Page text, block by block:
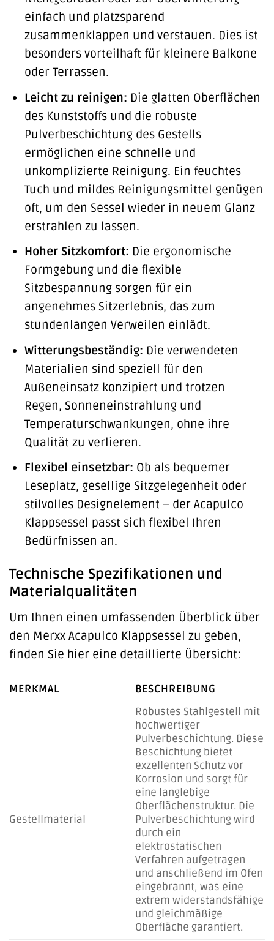
einfach und platzsparend
zusammenklappen und verstauen. Dies ist
besonders vorteilhaft für kleinere Balkone
oder Terrassen.
Leicht zu reinigen: Die glatten Oberflächen
des Kunststoffs und die robuste
Pulverbeschichtung des Gestells
ermöglichen eine schnelle und
unkomplizierte Reinigung. Ein feuchtes
Tuch und mildes Reinigungsmittel genügen
oft, um den Sessel wieder in neuem Glanz
erstrahlen zu lassen.
Hoher Sitzkomfort: Die ergonomische
Formgebung und die flexible
Sitzbespannung sorgen für ein
angenehmes Sitzerlebnis, das zum
stundenlangen Verweilen einlädt.
Witterungsbeständig: Die verwendeten
Materialien sind speziell für den
Außeneinsatz konzipiert und trotzen
Regen, Sonneneinstrahlung und
Temperaturschwankungen, ohne ihre
Qualität zu verlieren.
Flexibel einsetzbar: Ob als bequemer
Leseplatz, gesellige Sitzgelegenheit oder
stilvolles Designelement – der Acapulco
Klappsessel passt sich flexibel Ihren
Bedürfnissen an.
Technische Spezifikationen und
Materialqualitäten
Um Ihnen einen umfassenden Überblick über
den Merxx Acapulco Klappsessel zu geben,
finden Sie hier eine detaillierte Übersicht:
MERKMAL BESCHREIBUNG
Gestellmaterial
Robustes Stahlgestell mit
hochwertiger
Pulverbeschichtung. Diese
Beschichtung bietet
exzellenten Schutz vor
Korrosion und sorgt für
eine langlebige
Oberflächenstruktur. Die
Pulverbeschichtung wird
durch ein
elektrostatischen
Verfahren aufgetragen
und anschließend im Ofen
eingebrannt, was eine
extrem widerstandsfähige
und gleichmäßige
Oberfläche garantiert.